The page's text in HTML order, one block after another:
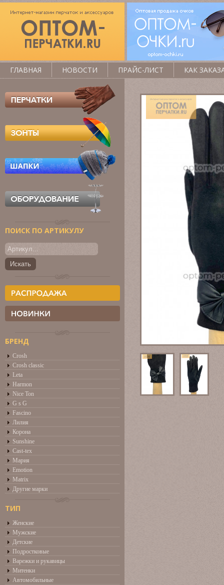
ПОИСК ПО АРТИКУЛУ
БРЕНД
Crosh
Crosh classic
Leta
Harmon
Nice Ton
G s G
Fascino
Лилия
Корона
Sunshine
Cast-tex
Мария
Emotion
Matrix
Другие марки
ТИП
Женские
Мужские
Детские
Подростковые
Варежки и рукавицы
Митенки
Автомобильные
ГЛАВНАЯ НОВОСТИ ПРАЙС-ЛИСТ КАК